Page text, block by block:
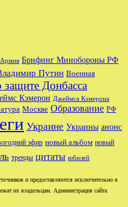
Армия Брифинг Минобороны РФ
Путин Военная
Донбасса
Кэмерон Джеймса Кэмерона
Москве Образование РФ
Украине Украины анонс
эфир новый альбом новый
тренды цитаты юбилей
и предоставляются исключительно в
их владельцам. Администрация сайта